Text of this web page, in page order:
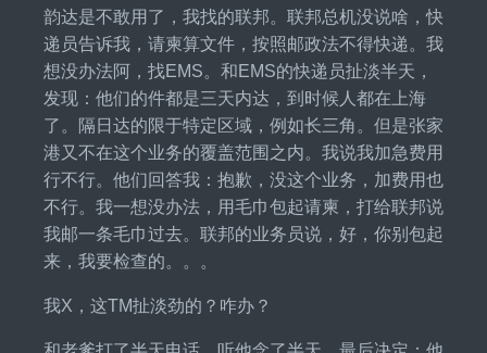
韵达是不敢用了，我找的联邦。联邦总机没说啥，快
递员告诉我，请柬算文件，按照邮政法不得快递。我
想没办法阿，找EMS。和EMS的快递员扯淡半天，
发现：他们的件都是三天内达，到时候人都在上海
了。隔日达的限于特定区域，例如长三角。但是张家
港又不在这个业务的覆盖范围之内。我说我加急费用
行不行。他们回答我：抱歉，没这个业务，加费用也
不行。我一想没办法，用毛巾包起请柬，打给联邦说
我邮一条毛巾过去。联邦的业务员说，好，你别包起
来，我要检查的。。。
我X，这TM扯淡劲的？咋办？